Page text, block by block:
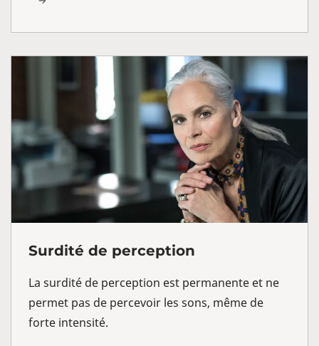
Surdité de perception
La surdité de perception est permanente et ne
permet pas de percevoir les sons, même de
forte intensité.